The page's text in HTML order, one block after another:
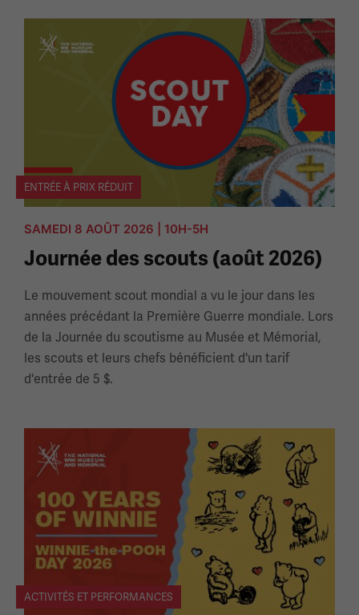
ENTRÉE À PRIX RÉDUIT
SAMEDI 8 AOÛT 2026 | 10H-5H
Journée des scouts (août 2026)
Le mouvement scout mondial a vu le jour dans les
années précédant la Première Guerre mondiale. Lors
de la Journée du scoutisme au Musée et Mémorial,
les scouts et leurs chefs bénéficient d'un tarif
d'entrée de 5 $.
ACTIVITÉS ET PERFORMANCES